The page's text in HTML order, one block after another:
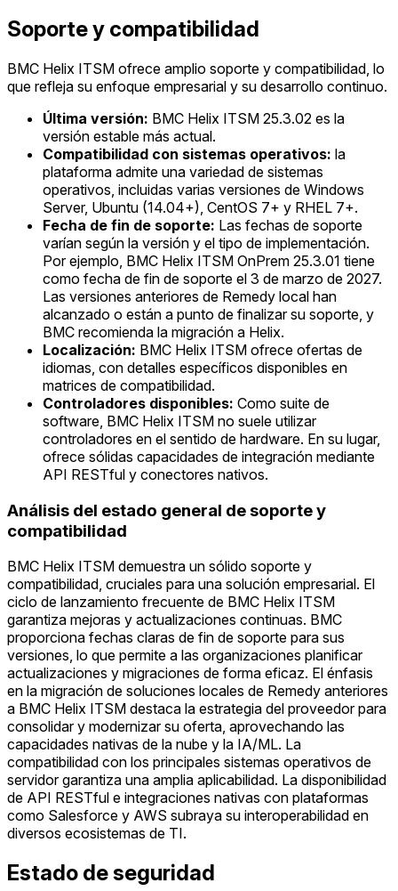
Soporte y compatibilidad
BMC Helix ITSM ofrece amplio soporte y compatibilidad, lo
que refleja su enfoque empresarial y su desarrollo continuo.
Última versión: BMC Helix ITSM 25.3.02 es la
versión estable más actual.
Compatibilidad con sistemas operativos: la
plataforma admite una variedad de sistemas
operativos, incluidas varias versiones de Windows
Server, Ubuntu (14.04+), CentOS 7+ y RHEL 7+.
Fecha de fin de soporte: Las fechas de soporte
varían según la versión y el tipo de implementación.
Por ejemplo, BMC Helix ITSM OnPrem 25.3.01 tiene
como fecha de fin de soporte el 3 de marzo de 2027.
Las versiones anteriores de Remedy local han
alcanzado o están a punto de finalizar su soporte, y
BMC recomienda la migración a Helix.
Localización: BMC Helix ITSM ofrece ofertas de
idiomas, con detalles específicos disponibles en
matrices de compatibilidad.
Controladores disponibles: Como suite de
software, BMC Helix ITSM no suele utilizar
controladores en el sentido de hardware. En su lugar,
ofrece sólidas capacidades de integración mediante
API RESTful y conectores nativos.
Análisis del estado general de soporte y
compatibilidad
BMC Helix ITSM demuestra un sólido soporte y
compatibilidad, cruciales para una solución empresarial. El
ciclo de lanzamiento frecuente de BMC Helix ITSM
garantiza mejoras y actualizaciones continuas. BMC
proporciona fechas claras de fin de soporte para sus
versiones, lo que permite a las organizaciones planificar
actualizaciones y migraciones de forma eficaz. El énfasis
en la migración de soluciones locales de Remedy anteriores
a BMC Helix ITSM destaca la estrategia del proveedor para
consolidar y modernizar su oferta, aprovechando las
capacidades nativas de la nube y la IA/ML. La
compatibilidad con los principales sistemas operativos de
servidor garantiza una amplia aplicabilidad. La disponibilidad
de API RESTful e integraciones nativas con plataformas
como Salesforce y AWS subraya su interoperabilidad en
diversos ecosistemas de TI.
Estado de seguridad